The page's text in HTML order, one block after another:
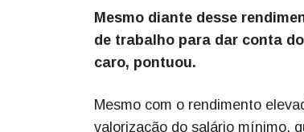
Mesmo diante desse
de trabalho para dar conta
caro, pontuou.
Mesmo com o rendimento
valorização do salário mínimo,